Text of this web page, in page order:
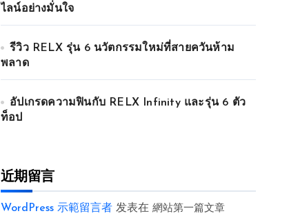
ไลน์อย่างมั่นใจ
รีวิว RELX รุ่น 6 นวัตกรรมใหม่ที่สายควันห้าม
พลาด
อัปเกรดความฟินกับ RELX Infinity และรุ่น 6 ตัว
ท็อป
近期留言
WordPress 示範留言者 发表在 網站第一篇文章